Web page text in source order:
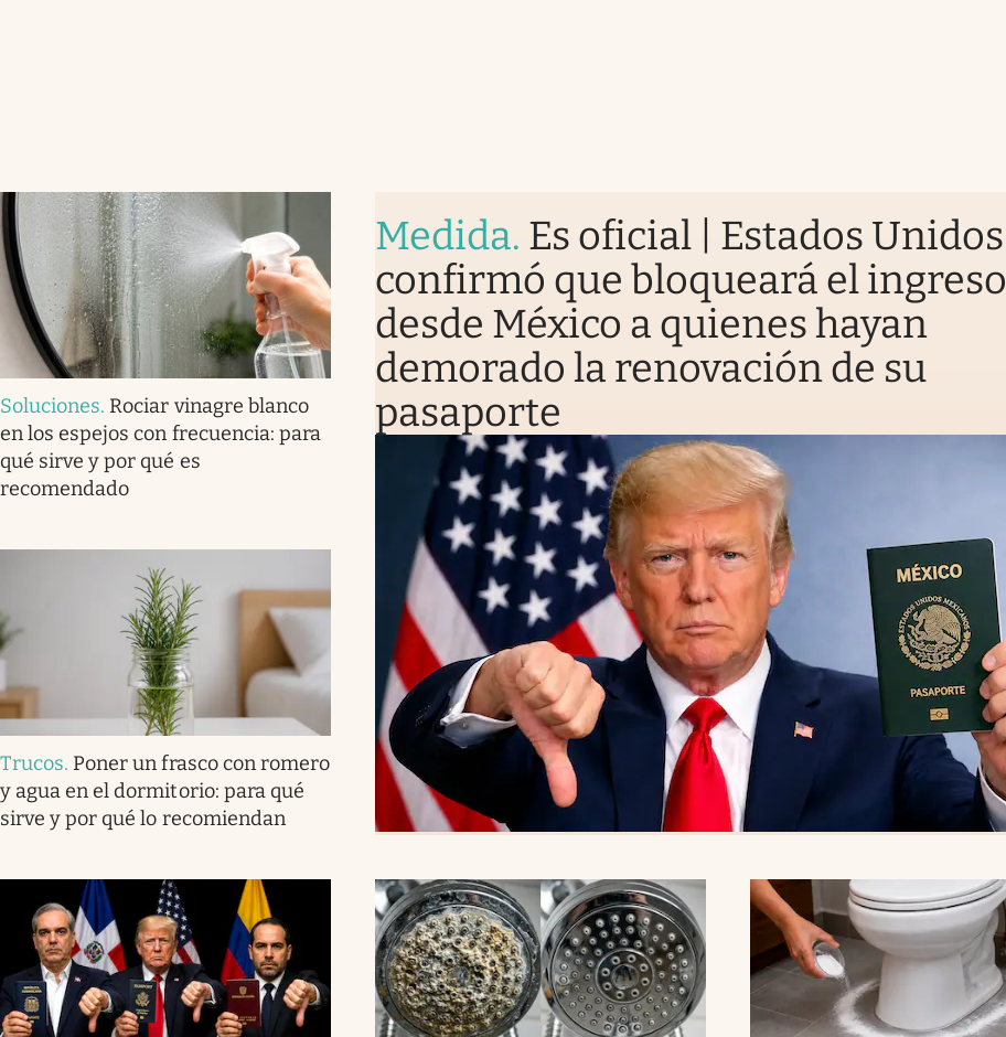
Soluciones. Rociar vinagre blanco
en los espejos con frecuencia: para
qué sirve y por qué es
recomendado
Medida. Es oficial | Estados Unidos
confirmó que bloqueará el ingreso
desde México a quienes hayan
demorado la renovación de su
pasaporte
Trucos. Poner un frasco con romero
y agua en el dormitorio: para qué
sirve y por qué lo recomiendan